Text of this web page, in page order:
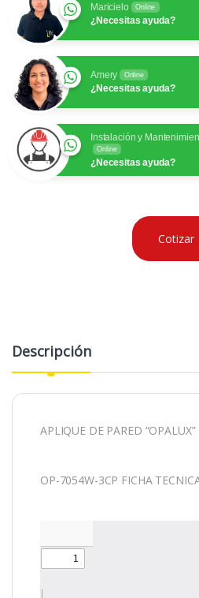
Maricielo Online
¿Necesitas ayuda?
Amery Online
¿Necesitas ayuda?
Instalación y
Online
¿Necesitas ayuda?
Cotizar
Descripción
APLIQUE DE PARED
OP-7054W-3CP FICHA